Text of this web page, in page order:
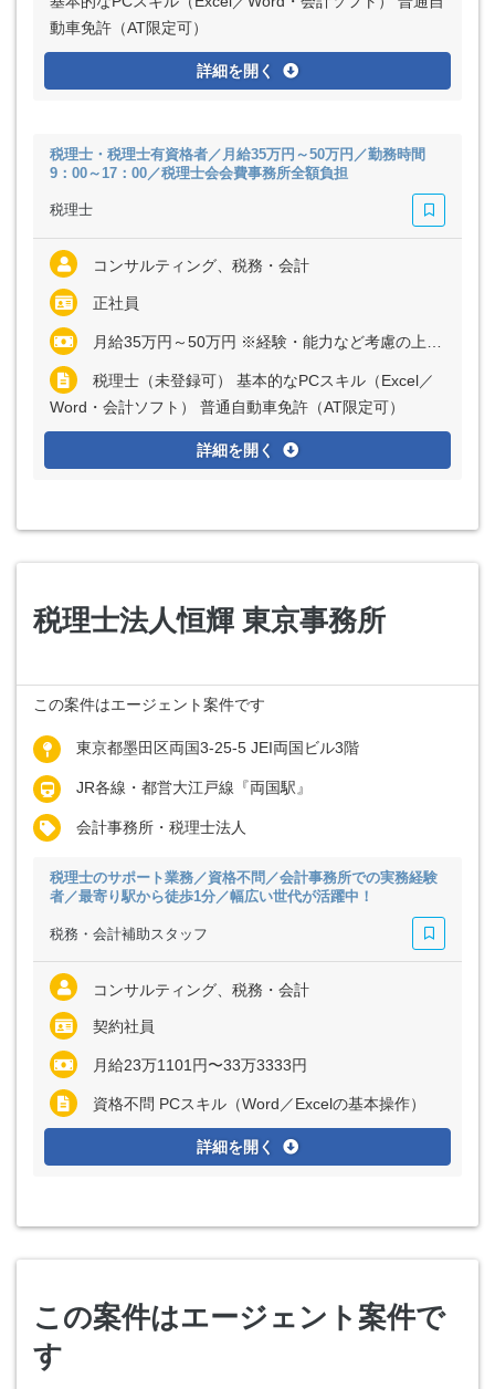
動車免許（AT限定可）
詳細を開く
税理士・税理士有資格者／月給35万円～50万円／勤務時間
9：00～17：00／税理士会会費事務所全額負担
税理士
コンサルティング、税務・会計
正社員
月給35万円～50万円 ※経験・能力など考慮の上、決定いたします
税理士（未登録可） 基本的なPCスキル（Excel／
Word・会計ソフト） 普通自動車免許（AT限定可）
詳細を開く
税理士法人恒輝 東京事務所
この案件はエージェント案件です
東京都墨田区両国3-25-5 JEI両国ビル3階
JR各線・都営大江戸線『両国駅』
会計事務所・税理士法人
税理士のサポート業務／資格不問／会計事務所での実務経験
者／最寄り駅から徒歩1分／幅広い世代が活躍中！
税務・会計補助スタッフ
コンサルティング、税務・会計
契約社員
月給23万1101円〜33万3333円
資格不問 PCスキル（Word／Excelの基本操作）
詳細を開く
この案件はエージェント案件で
す